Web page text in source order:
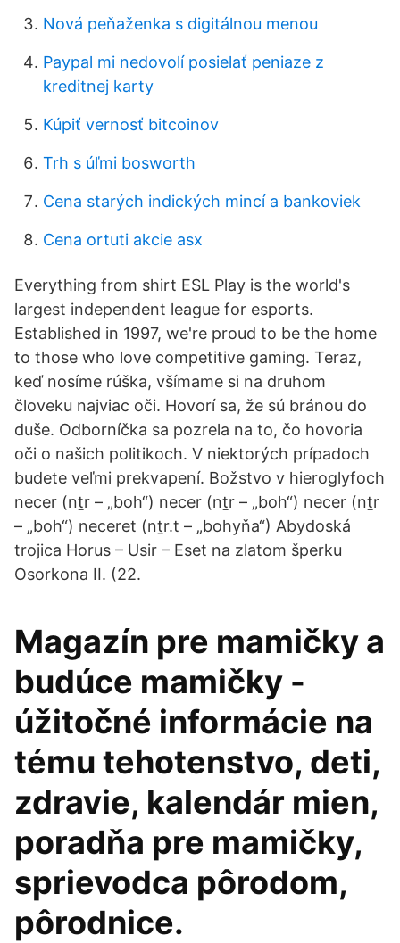
Nová peňaženka s digitálnou menou
Paypal mi nedovolí posielať peniaze z
kreditnej karty
Kúpiť vernosť bitcoinov
Trh s úľmi bosworth
Cena starých indických mincí a bankoviek
Cena ortuti akcie asx
Everything from shirt ESL Play is the world's
largest independent league for esports.
Established in 1997, we're proud to be the home
to those who love competitive gaming. Teraz,
keď nosíme rúška, všímame si na druhom
človeku najviac oči. Hovorí sa, že sú bránou do
duše. Odborníčka sa pozrela na to, čo hovoria
oči o našich politikoch. V niektorých prípadoch
budete veľmi prekvapení. Božstvo v hieroglyfoch
necer (nṯr – „boh“) necer (nṯr – „boh“) necer (nṯr
– „boh“) neceret (nṯr.t – „bohyňa“) Abydoská
trojica Horus – Usir – Eset na zlatom šperku
Osorkona II. (22.
Magazín pre mamičky a
budúce mamičky -
úžitočné informácie na
tému tehotenstvo, deti,
zdravie, kalendár mien,
poradňa pre mamičky,
sprievodca pôrodom,
pôrodnice.